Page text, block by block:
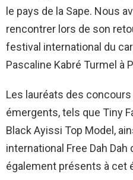
le pays de la Sape. Nous
rencontrer lors de son
festival international du
Pascaline Kabré Turmel à
Les lauréats des
émergents, tels que Tiny
Black Ayissi Top Model,
international Free Dah Dah
également présents à cet